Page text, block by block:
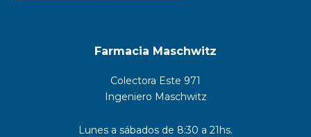
Farmacia Maschwitz
Colectora Este 971
Ingeniero Maschwitz
Lunes a sábados de 8:30 a 21hs.